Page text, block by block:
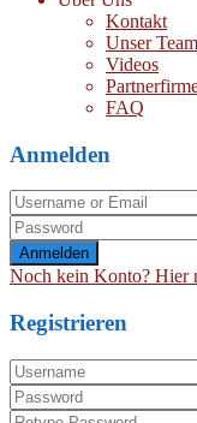
Kontakt
Unser Team
Videos
FAQ
Anmelden
Anmelden
Noch kein Konto? Hier
Registrieren